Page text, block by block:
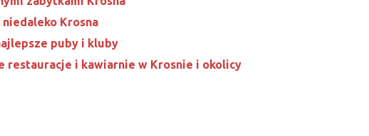
Krosna
puby i kluby
restauracje i kawiarnie w Krosnie i okolicy